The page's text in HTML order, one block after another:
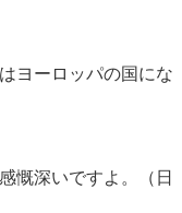
ヨーロッパの国にな
慨深いですよ。（日